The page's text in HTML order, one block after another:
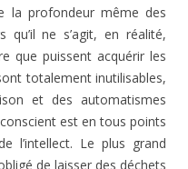
la profondeur même des
qu’il ne s’agit, en réalité,
que puissent acquérir les
totalement inutilisables,
et des automatismes
est en tous points
l’intellect. Le plus grand
de laisser des déchets